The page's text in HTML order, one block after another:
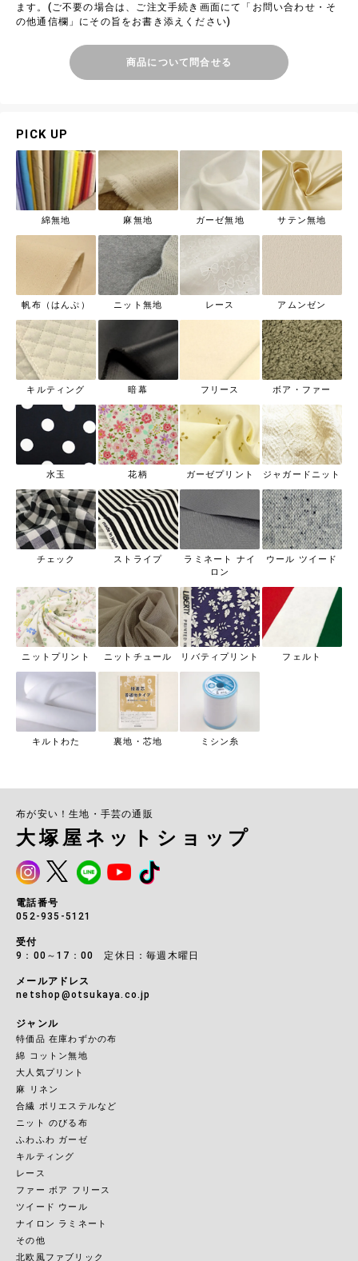
ます。(ご不要の場合は、ご注文手続き画面にて「お問い合わせ・そ
の他通信欄」にその旨をお書き添えください)
商品について問合せる
PICK UP
綿無地 麻無地 ガーゼ無地 サテン無地
帆布（はんぷ） ニット無地 レース アムンゼン
キルティング 暗幕 フリース ボア・ファー
水玉 花柄 ガーゼプリント ジャガードニット
チェック ストライプ
ラミネート ナイ
ロン
ウール ツイード
ニットプリント ニットチュール リバティプリント フェルト
キルトわた 裏地・芯地 ミシン糸
布が安い！生地・手芸の通販
大塚屋ネットショップ
電話番号
052-935-5121
受付
9：00～17：00 定休日：毎週木曜日
メールアドレス
netshop@otsukaya.co.jp
ジャンル
特価品 在庫わずかの布
綿 コットン無地
大人気プリント
麻 リネン
合繊 ポリエステルなど
ニット のびる布
ふわふわ ガーゼ
キルティング
レース
ファー ボア フリース
ツイード ウール
ナイロン ラミネート
その他
北欧風ファブリック